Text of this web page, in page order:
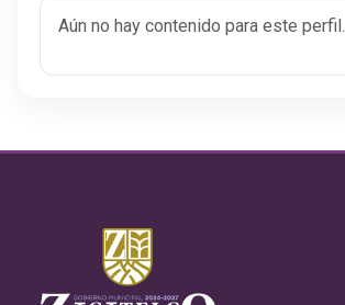
Aún no hay contenido para este perfil.